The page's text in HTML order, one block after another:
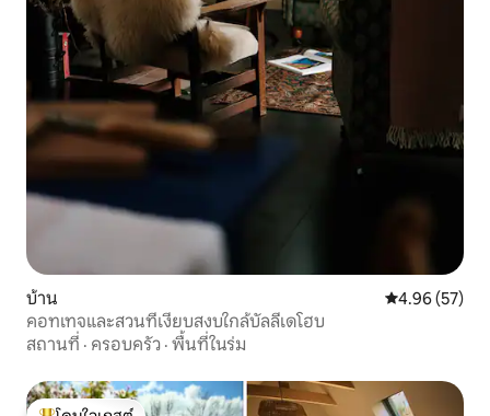
บ้าน คะแนนเฉลี่ย
4.96 (57)
คอทเทจและสวนที่เงียบสงบใกล้บัลลีเดโฮบ
สถานที่ · ครอบครัว · พื้นที่ในร่ม